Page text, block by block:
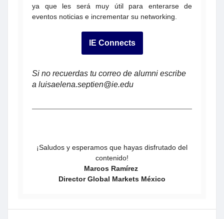
ya que les será muy útil para enterarse de
eventos noticias e incrementar su networking.
IE Connects
Si no recuerdas tu correo de alumni escribe
a luisaelena.septien@ie.edu
¡Saludos y esperamos que hayas disfrutado del
contenido!
Marcos Ramírez
Director Global Markets México